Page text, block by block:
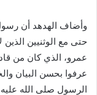
وأضاف الهدهد أن
حتى مع الوثنيين
عمرو، الذي كان من
عرفوا بحسن البيان
الرسول صلى الله